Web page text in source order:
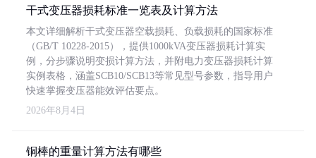
干式变压器损耗标准一览表及计算方法
本文详细解析干式变压器空载损耗、负载损耗的国家标准
（GB/T 10228-2015），提供1000kVA变压器损耗计算实
例，分步骤说明变损计算方法，并附电力变压器损耗计算
实例表格，涵盖SCB10/SCB13等常见型号参数，指导用户
快速掌握变压器能效评估要点。
2026年8月4日
铜棒的重量计算方法有哪些